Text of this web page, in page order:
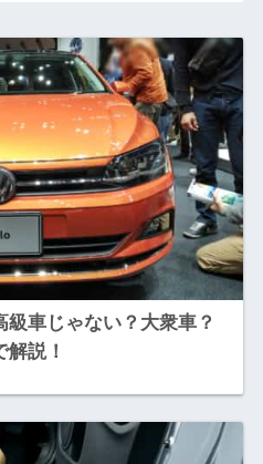
車じゃない？大衆車？
解説！